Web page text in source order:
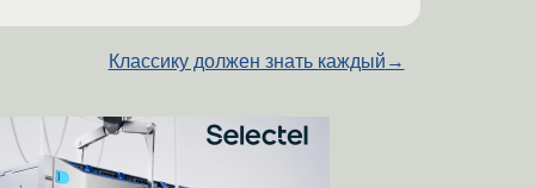
Классику должен знать каждый →